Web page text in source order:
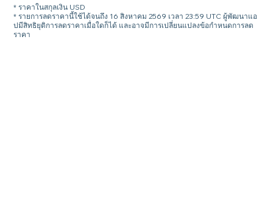
* ราคาในสกุลเงิน USD
* รายการลดราคานี้ใช้ได้จนถึง 16 สิงหาคม 2569 เวลา 23:59 UTC ผู้พัฒนาแอ
ปมีสิทธิยุติการลดราคาเมื่อใดก็ได้ และอาจมีการเปลี่ยนแปลงข้อกำหนดการลด
ราคา